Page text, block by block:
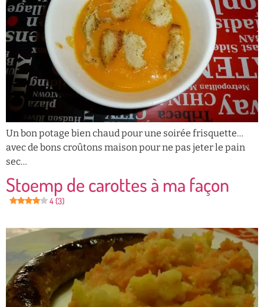
Un bon potage bien chaud pour une soirée frisquette…
avec de bons croûtons maison pour ne pas jeter le pain
sec…
Stoemp de carottes à ma façon
4 (3)